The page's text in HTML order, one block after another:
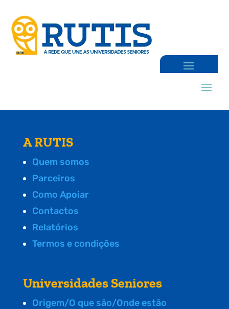
A RUTIS
Quem somos
Parceiros
Como Apoiar
Contactos
Relatórios
Termos e condições
Universidades Seniores
Origem/O que são/Onde estão